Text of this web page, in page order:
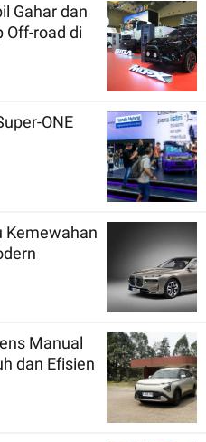
Gahar dan
Off-road di
ONE
Kemewahan
Manual
dan Efisien